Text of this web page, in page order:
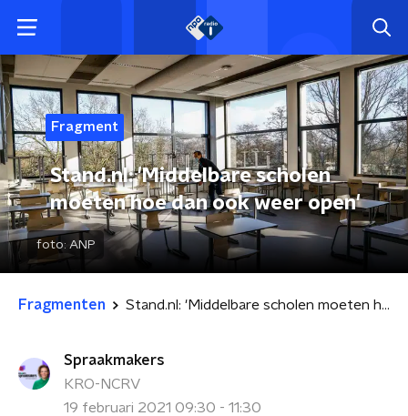
Fragment
Stand.nl: 'Middelbare scholen
moeten hoe dan ook weer open'
foto: ANP
Fragmenten Stand.nl: 'Middelbare scholen moeten hoe dan ook weer open'
Spraakmakers
KRO-NCRV
19 februari 2021 09:30 - 11:30